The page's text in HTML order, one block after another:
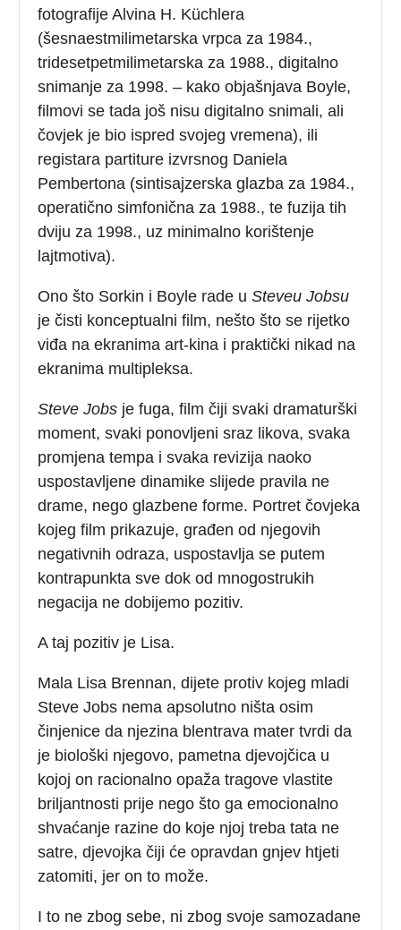
fotografije Alvina H. Küchlera
(šesnaestmilimetarska vrpca za 1984.,
tridesetpetmilimetarska za 1988., digitalno
snimanje za 1998. – kako objašnjava Boyle,
filmovi se tada još nisu digitalno snimali, ali
čovjek je bio ispred svojeg vremena), ili
registara partiture izvrsnog Daniela
Pembertona (sintisajzerska glazba za 1984.,
operatično simfonična za 1988., te fuzija tih
dviju za 1998., uz minimalno korištenje
lajtmotiva).
Ono što Sorkin i Boyle rade uSteveu Jobsu
je čisti konceptualni film, nešto što se rijetko
viđa na ekranima art-kina i praktički nikad na
ekranima multipleksa.
Steve Jobs je fuga, film čiji svaki dramaturški
moment, svaki ponovljeni sraz likova, svaka
promjena tempa i svaka revizija naoko
uspostavljene dinamike slijede pravila ne
drame, nego glazbene forme. Portret čovjeka
kojeg film prikazuje, građen od njegovih
negativnih odraza, uspostavlja se putem
kontrapunkta sve dok od mnogostrukih
negacija ne dobijemo pozitiv.
A taj pozitiv je Lisa.
Mala Lisa Brennan, dijete protiv kojeg mladi
Steve Jobs nema apsolutno ništa osim
činjenice da njezina blentrava mater tvrdi da
je biološki njegovo, pametna djevojčica u
kojoj on racionalno opaža tragove vlastite
briljantnosti prije nego što ga emocionalno
shvaćanje razine do koje njoj treba tata ne
satre, djevojka čiji će opravdan gnjev htjeti
zatomiti, jer on to može.
I to ne zbog sebe, ni zbog svoje samozadane